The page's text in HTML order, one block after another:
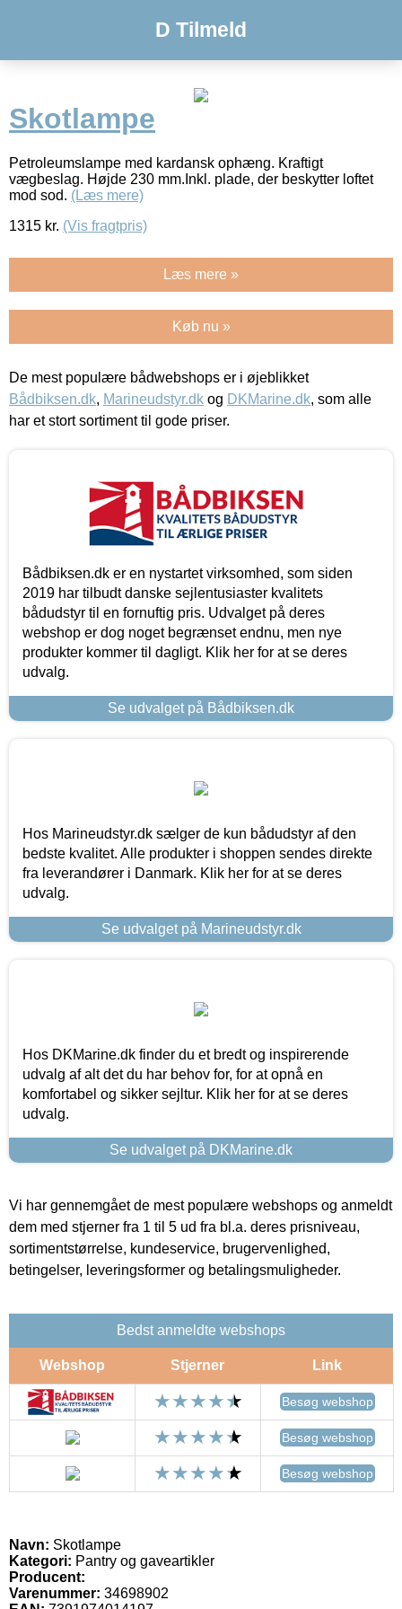
D Tilmeld
Skotlampe
Petroleumslampe med kardansk ophæng. Kraftigt
vægbeslag. Højde 230 mm.Inkl. plade, der beskytter loftet
mod sod. (Læs mere)
1315 kr. (Vis fragtpris)
Læs mere »
Køb nu »
De mest populære bådwebshops er i øjeblikket
Bådbiksen.dk, Marineudstyr.dk og DKMarine.dk, som alle
har et stort sortiment til gode priser.
Bådbiksen.dk er en nystartet virksomhed, som siden
2019 har tilbudt danske sejlentusiaster kvalitets
bådudstyr til en fornuftig pris. Udvalget på deres
webshop er dog noget begrænset endnu, men nye
produkter kommer til dagligt. Klik her for at se deres
udvalg.
Se udvalget på Bådbiksen.dk
Hos Marineudstyr.dk sælger de kun bådudstyr af den
bedste kvalitet. Alle produkter i shoppen sendes direkte
fra leverandører i Danmark. Klik her for at se deres
udvalg.
Se udvalget på Marineudstyr.dk
Hos DKMarine.dk finder du et bredt og inspirerende
udvalg af alt det du har behov for, for at opnå en
komfortabel og sikker sejltur. Klik her for at se deres
udvalg.
Se udvalget på DKMarine.dk
Vi har gennemgået de mest populære webshops og anmeldt
dem med stjerner fra 1 til 5 ud fra bl.a. deres prisniveau,
sortimentstørrelse, kundeservice, brugervenlighed,
betingelser, leveringsformer og betalingsmuligheder.
Bedst anmeldte webshops
Webshop Stjerner Link
Besøg webshop
Besøg webshop
Besøg webshop
Navn: Skotlampe
Kategori: Pantry og gaveartikler
Producent:
Varenummer: 34698902